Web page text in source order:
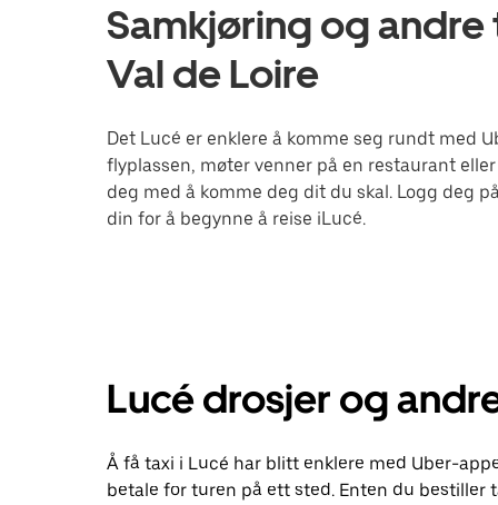
Samkjøring og
Val de Loire
Det Lucé er enklere å komme seg rundt med
flyplassen, møter venner på en restaurant
deg med å komme deg dit du skal. Logg deg
din for å begynne å reise iLucé.
Lucé drosjer og
Å få taxi i Lucé har blitt enklere med Uber-
betale for turen på ett sted. Enten du bestiller